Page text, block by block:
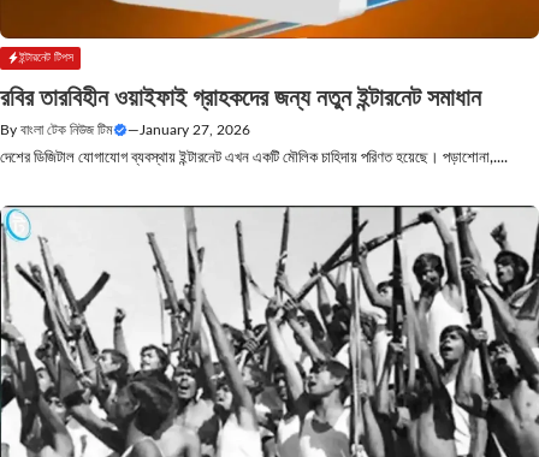
ইন্টারনেট টিপস
রবির তারবিহীন ওয়াইফাই গ্রাহকদের জন্য নতুন ইন্টারনেট সমাধান
By বাংলা টেক নিউজ টিম —January 27, 2026
দেশের ডিজিটাল যোগাযোগ ব্যবস্থায় ইন্টারনেট এখন একটি মৌলিক চাহিদায় পরিণত হয়েছে। পড়াশোনা,....